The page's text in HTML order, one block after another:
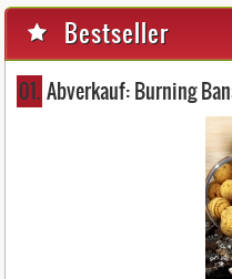
Bestseller
01. Abverkauf: Burning